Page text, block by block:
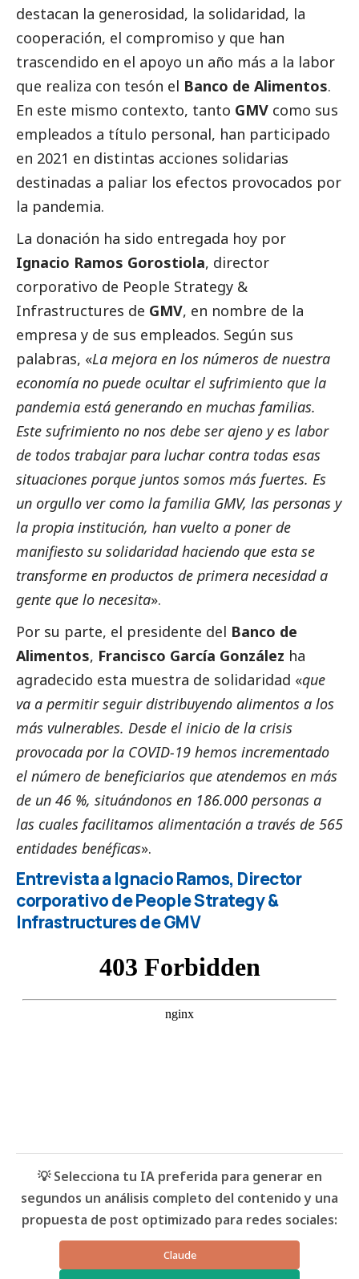
destacan la generosidad, la solidaridad, la
cooperación, el compromiso y que han
trascendido en el apoyo un año más a la labor
que realiza con tesón el Banco de Alimentos.
En este mismo contexto, tanto GMV como sus
empleados a título personal, han participado
en 2021 en distintas acciones solidarias
destinadas a paliar los efectos provocados por
la pandemia.
La donación ha sido entregada hoy por
Ignacio Ramos Gorostiola, director
corporativo de People Strategy &
Infrastructures de GMV, en nombre de la
empresa y de sus empleados. Según sus
palabras, «La mejora en los números de nuestra
economía no puede ocultar el sufrimiento que la
pandemia está generando en muchas familias.
Este sufrimiento no nos debe ser ajeno y es labor
de todos trabajar para luchar contra todas esas
situaciones porque juntos somos más fuertes. Es
un orgullo ver como la familia GMV, las personas y
la propia institución, han vuelto a poner de
manifiesto su solidaridad haciendo que esta se
transforme en productos de primera necesidad a
gente que lo necesita».
Por su parte, el presidente del Banco de
Alimentos, Francisco García González ha
agradecido esta muestra de solidaridad «que
va a permitir seguir distribuyendo alimentos a los
más vulnerables. Desde el inicio de la crisis
provocada por la COVID-19 hemos incrementado
el número de beneficiarios que atendemos en más
de un 46 %, situándonos en 186.000 personas a
las cuales facilitamos alimentación a través de 565
entidades benéficas».
Entrevista a Ignacio Ramos, Director
corporativo de People Strategy &
Infrastructures de GMV
💡 Selecciona tu IA preferida para generar en
segundos un análisis completo del contenido y una
propuesta de post optimizado para redes sociales:
Claude